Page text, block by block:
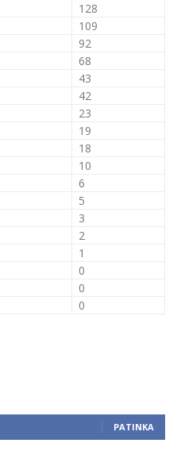
128
109
92
68
43
42
23
19
18
10
6
5
3
2
1
0
0
0
PATINKA